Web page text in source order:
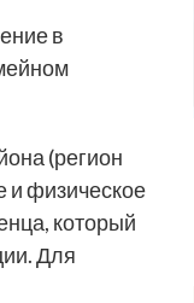
в
(регион
и физическое
который
Для